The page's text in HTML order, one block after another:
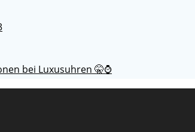
bei Luxusuhren 🤫⌚